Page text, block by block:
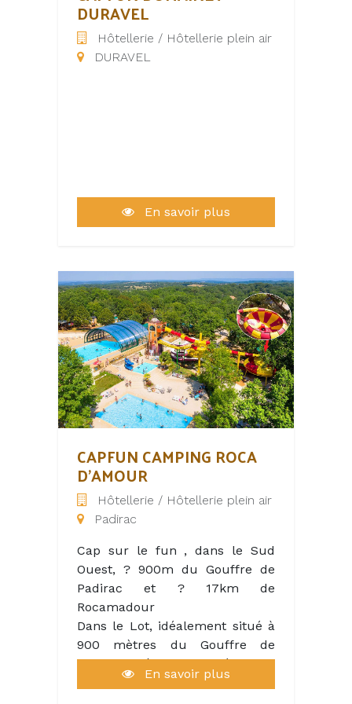
DURAVEL
Hôtellerie / Hôtellerie plein air
DURAVEL
En savoir plus
CAPFUN CAMPING ROCA
D'AMOUR
Hôtellerie / Hôtellerie plein air
Padirac
Cap sur le fun , dans le Sud
Ouest, ? 900m du Gouffre de
Padirac et ? 17km de
Rocamadour
Dans le Lot, idéalement situé à
900 mètres du Gouffre de
Padirac, près de la Vallée de la
Dordogne, Le Camping Roca
En savoir plus